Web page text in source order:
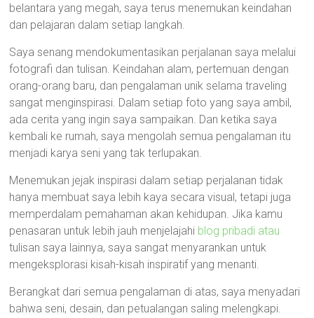
belantara yang megah, saya terus menemukan keindahan
dan pelajaran dalam setiap langkah.
Saya senang mendokumentasikan perjalanan saya melalui
fotografi dan tulisan. Keindahan alam, pertemuan dengan
orang-orang baru, dan pengalaman unik selama traveling
sangat menginspirasi. Dalam setiap foto yang saya ambil,
ada cerita yang ingin saya sampaikan. Dan ketika saya
kembali ke rumah, saya mengolah semua pengalaman itu
menjadi karya seni yang tak terlupakan.
Menemukan jejak inspirasi dalam setiap perjalanan tidak
hanya membuat saya lebih kaya secara visual, tetapi juga
memperdalam pemahaman akan kehidupan. Jika kamu
penasaran untuk lebih jauh menjelajahi blog pribadi atau
tulisan saya lainnya, saya sangat menyarankan untuk
mengeksplorasi kisah-kisah inspiratif yang menanti.
Berangkat dari semua pengalaman di atas, saya menyadari
bahwa seni, desain, dan petualangan saling melengkapi.